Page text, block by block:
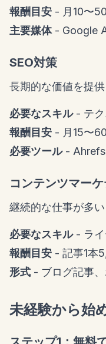
報酬目安 - 月10〜
主要媒体- Google
SEO対策
長期的な価値を提供
必要なスキル- テク
報酬目安 - 月15〜
必要ツール- Ahrefs
コンテンツマー
継続的な仕事が多い
必要なスキル- ライ
報酬目安 - 記事1本
形式 - ブログ記事
未経験から始